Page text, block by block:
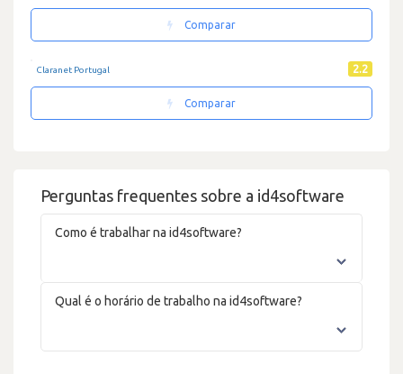
Perguntas frequentes sobre a id4software
Como é trabalhar na id4software?
Qual é o horário de trabalho na id4software?
Comparar
Claranet Portugal 2.2
Comparar